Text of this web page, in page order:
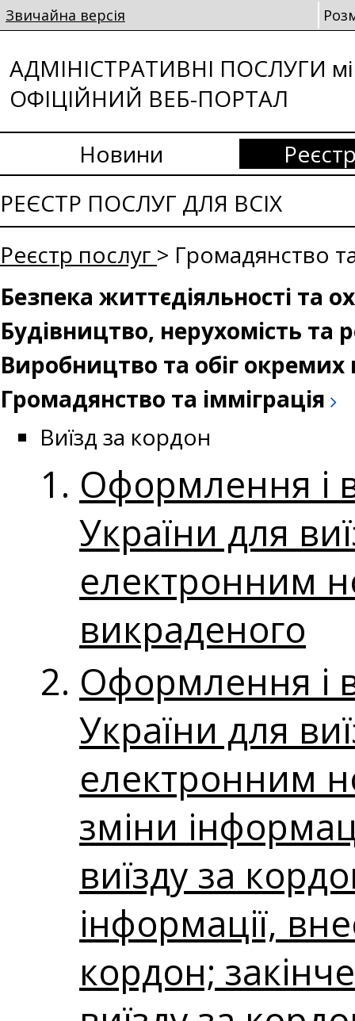
Звичайна версія
АДМІНІСТРАТИВНІ ПОСЛУГИ
ОФІЦІЙНИЙ ВЕБ-ПОРТАЛ
Новини
РЕЄСТР ПОСЛУГ ДЛЯ ВСІХ
Реєстр послуг > Громадянство
Безпека життєдіяльності та
Будівництво, нерухомість та
Виробництво та обіг окремих
Громадянство та імміграція
Виїзд за кордон
Оформлення і
України для
електронним
викраденого
Оформлення і
України для
електронним
зміни
виїзду за
інформації,
кордон;